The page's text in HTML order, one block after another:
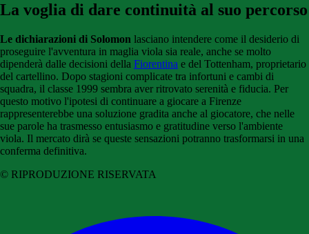
La voglia di dare continuità al suo percorso
Le dichiarazioni di Solomon lasciano intendere come il desiderio di
proseguire l'avventura in maglia viola sia reale, anche se molto
dipenderà dalle decisioni della Fiorentina e del Tottenham, proprietario
del cartellino. Dopo stagioni complicate tra infortuni e cambi di
squadra, il classe 1999 sembra aver ritrovato serenità e fiducia. Per
questo motivo l'ipotesi di continuare a giocare a Firenze
rappresenterebbe una soluzione gradita anche al giocatore, che nelle
sue parole ha trasmesso entusiasmo e gratitudine verso l'ambiente
viola. Il mercato dirà se queste sensazioni potranno trasformarsi in una
conferma definitiva.
© RIPRODUZIONE RISERVATA